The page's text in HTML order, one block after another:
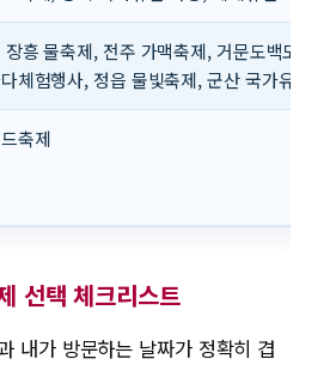
흥 물축제, 전주 가맥축제, 거문도백도
체험행사, 정읍 물빛축제, 군산 국가유산
축제
선택 체크리스트
내가 방문하는 날짜가 정확히 겹